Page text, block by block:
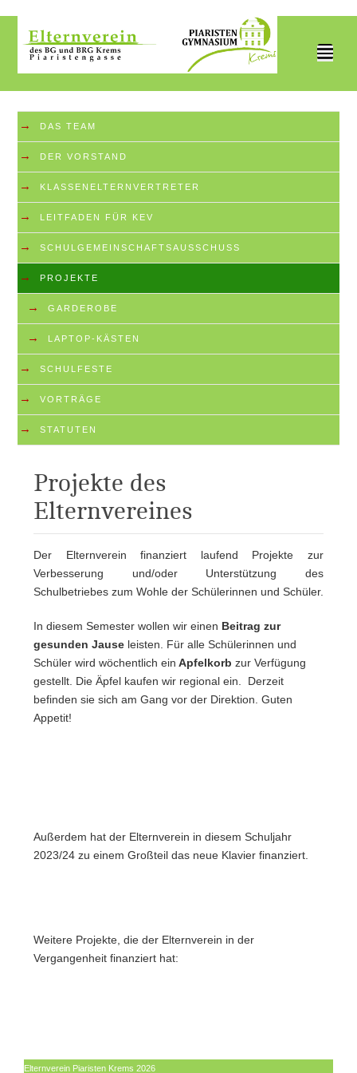
²
→ DAS TEAM
→ DER VORSTAND
→ KLASSENELTERNVERTRETER
→ LEITFADEN FÜR KEV
→ SCHULGEMEINSCHAFTSAUSSCHUSS
→ PROJEKTE
→ GARDEROBE
→ LAPTOP-KÄSTEN
→ SCHULFESTE
→ VORTRÄGE
→ STATUTEN
Projekte des
Elternvereines
Der Elternverein finanziert laufend Projekte zur
Verbesserung und/oder Unterstützung des
Schulbetriebes zum Wohle der Schülerinnen und Schüler.
In diesem Semester wollen wir einen Beitrag zur
gesunden Jause leisten. Für alle Schülerinnen und
Schüler wird wöchentlich ein Apfelkorb zur Verfügung
gestellt. Die Äpfel kaufen wir regional ein. Derzeit
befinden sie sich am Gang vor der Direktion. Guten
Appetit!
Außerdem hat der Elternverein in diesem Schuljahr
2023/24 zu einem Großteil das neue Klavier finanziert.
Weitere Projekte, die der Elternverein in der
Vergangenheit finanziert hat:
Elternverein Piaristen Krems 2026